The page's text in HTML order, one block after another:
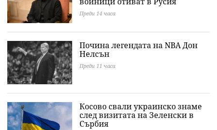
Преди 14 часа
Почина легендата на NBA Дон
Нелсън
Преди 11 часа
Косово свали украинско знаме
след визитата на Зеленски в
Сърбия